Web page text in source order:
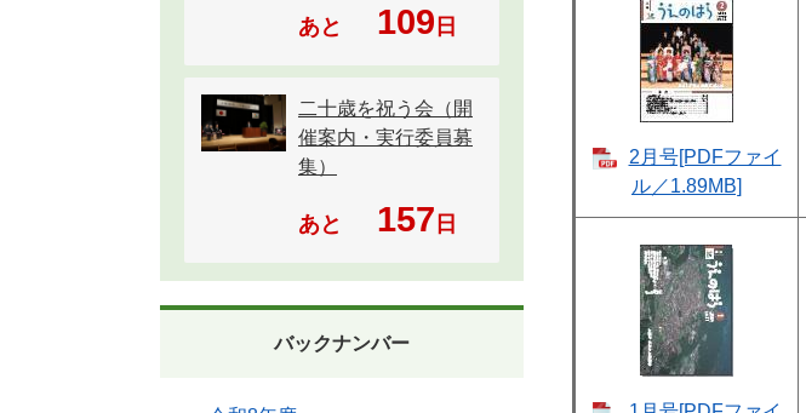
2月号[PDFファイ
ル／1.89MB]
あと 109 日
二十歳を祝う会（開
催案内・実行委員募
集）
あと 157 日
バックナンバー